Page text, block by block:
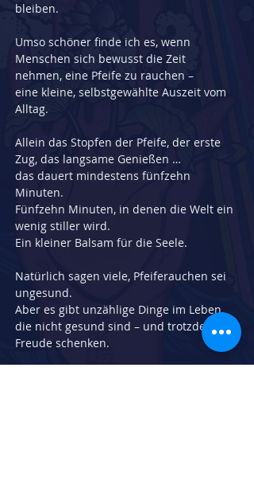
bleiben.
Umso schöner finde ich es, wenn
Menschen sich bewusst die Zeit
nehmen, eine Pfeife zu rauchen –
eine kleine, selbstgewählte Auszeit vom
Alltag.
Allein das Stopfen der Pfeife, der erste
Zug, das langsame Genießen …
das dauert mindestens fünfzehn
Minuten.
Fünfzehn Minuten, in denen die Welt ein
wenig stiller wird.
Ein kleiner Balsam für die Seele.
Natürlich sagen viele, Pfeiferauchen sei
ungesund.
Aber es gibt unzählige Dinge im Leben,
die nicht gesund sind – und trotzdem
Freude schenken.